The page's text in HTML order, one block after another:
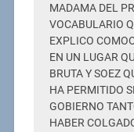
MADAMA DEL
VOCABULARIO
EXPLICO
EN UN LUGAR
BRUTA Y SOEZ
HA PERMITIDO
GOBIERNO
HABER